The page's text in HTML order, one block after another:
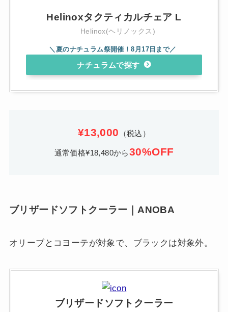
Helinoxタクティカルチェア L
Helinox(ヘリノックス)
ナチュラム
¥13,000 （税込）
通常価格¥18,480から30%OFF
ブリザードソフトクーラー｜ANOBA
オリーブとコヨーテが対象で、ブラックは対象外。
ブリザードソフトクーラー